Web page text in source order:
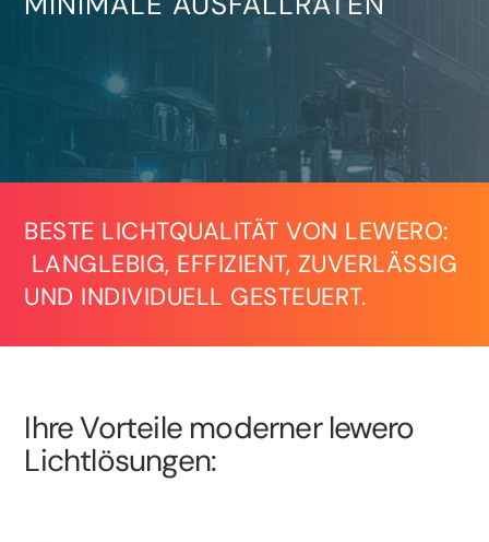
BESTE LICHTQUALITÄT VON LEWERO:
LANGLEBIG, EFFIZIENT, ZUVERLÄSSIG
UND INDIVIDUELL GESTEUERT.
Ihre Vorteile moderner lewero
Lichtlösungen: